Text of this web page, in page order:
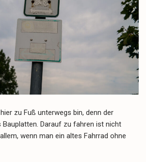
zu Fuß unterwegs bin, denn der
Bauplatten. Darauf zu fahren ist nicht
wenn man ein altes Fahrrad ohne